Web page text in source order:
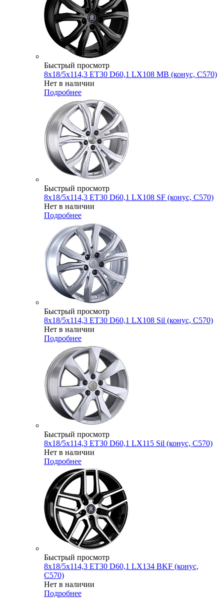
Быстрый просмотр
8x18/5x114,3 ET30 D60,1 LX108 MB (конус, C570)
Нет в наличии
Подробнее
Быстрый просмотр
8x18/5x114,3 ET30 D60,1 LX108 SF (конус, C570)
Нет в наличии
Подробнее
Быстрый просмотр
8x18/5x114,3 ET30 D60,1 LX108 Sil (конус, C570)
Нет в наличии
Подробнее
Быстрый просмотр
8x18/5x114,3 ET30 D60,1 LX115 Sil (конус, C570)
Нет в наличии
Подробнее
Быстрый просмотр
8x18/5x114,3 ET30 D60,1 LX134 BKF (конус,
C570)
Нет в наличии
Подробнее